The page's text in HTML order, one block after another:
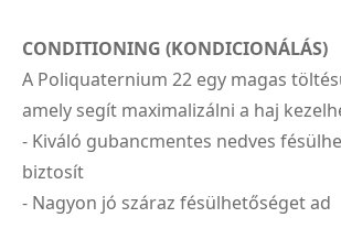
CONDITIONING (KONDICIONÁLÁS)
A Poliquaternium 22 egy magas
amely segít maximalizálni a haj
- Kiváló gubancmentes nedves
biztosít
- Nagyon jó száraz fésülhetőséget ad